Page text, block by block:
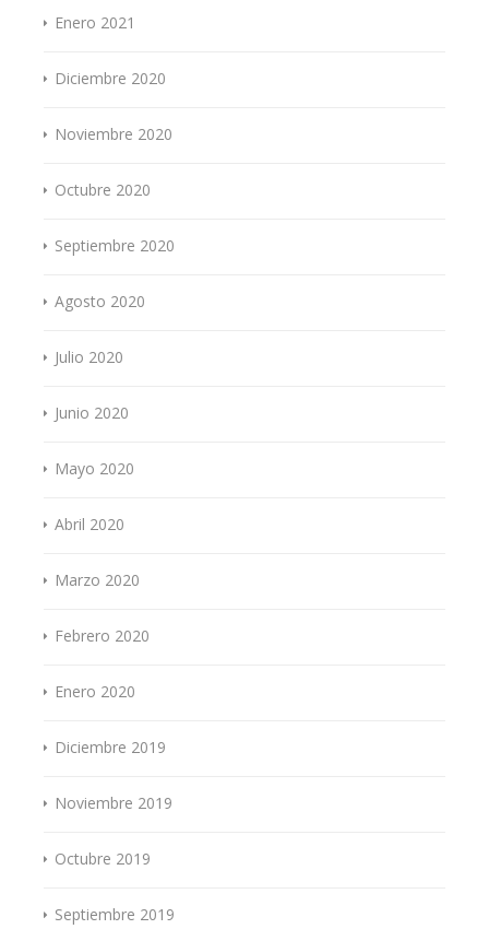
Enero 2021
Diciembre 2020
Noviembre 2020
Octubre 2020
Septiembre 2020
Agosto 2020
Julio 2020
Junio 2020
Mayo 2020
Abril 2020
Marzo 2020
Febrero 2020
Enero 2020
Diciembre 2019
Noviembre 2019
Octubre 2019
Septiembre 2019